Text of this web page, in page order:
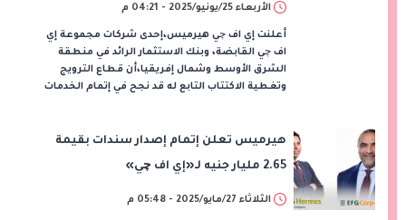
الأربعاء 25/يونيو/2025 - 04:21 م
أعلنت إي اف چي هيرميس،إحدى شركات مجموعة إي
اف چي القابضة، وبنك الاستثمار الرائد في منطقة
الشرق الأوسط وشمال إفريقيا،أن قطاع الترويج
وتغطية الاكتتاب التابع له قد نجح في إتمام الخدمات
هيرميس تعلن إتمام إصدار سندات بقيمة
2.65 مليار جنيه لـ«إي اف چي»
الثلاثاء 27/مايو/2025 - 05:48 م